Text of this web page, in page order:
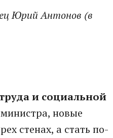
Юрий Антонов (в
и социальной
новые
стенах, а стать по-